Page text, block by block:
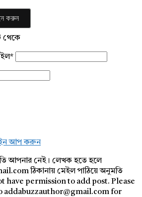
করুন
থেকে
*
আপ করুন
আপনার নেই। লেখক হতে হলে
ঠিকানায় মেইল পাঠিয়ে অনুমতি
have permission to add post. Please
addabuzzauthor@gmail.com for